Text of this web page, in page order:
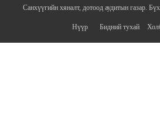
Санхүүгийн хяналт, дотоод аудитын газар.
Нүүр Бидний тухай